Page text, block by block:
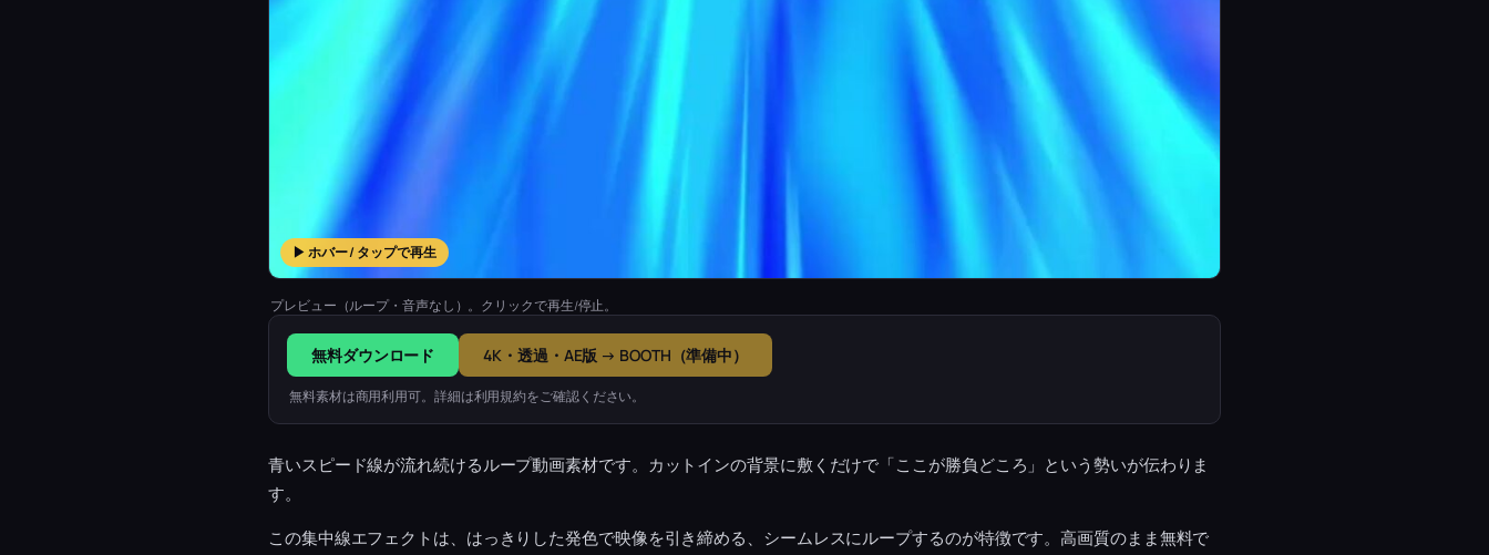
▶ ホバー / タップで再生
プレビュー（ループ・音声なし）。クリックで再生/停止。
無料ダウンロード 4K・透過・AE版 → BOOTH（準備中）
無料素材は商用利用可。詳細は利用規約をご確認ください。
青いスピード線が流れ続けるループ動画素材です。カットインの背景に敷くだけで「ここが勝負どころ」という勢いが伝わりま
す。
この集中線エフェクトは、はっきりした発色で映像を引き締める、シームレスにループするのが特徴です。高画質のまま無料で